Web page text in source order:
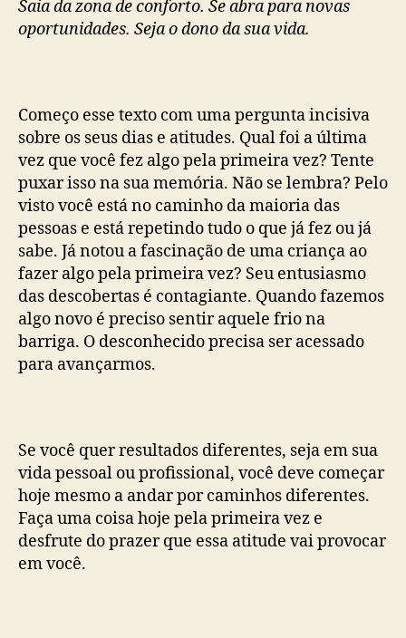
Saia da zona de conforto. Se abra para novas
oportunidades. Seja o dono da sua vida.
Começo esse texto com uma pergunta incisiva
sobre os seus dias e atitudes. Qual foi a última
vez que você fez algo pela primeira vez? Tente
puxar isso na sua memória. Não se lembra? Pelo
visto você está no caminho da maioria das
pessoas e está repetindo tudo o que já fez ou já
sabe. Já notou a fascinação de uma criança ao
fazer algo pela primeira vez? Seu entusiasmo
das descobertas é contagiante. Quando fazemos
algo novo é preciso sentir aquele frio na
barriga. O desconhecido precisa ser acessado
para avançarmos.
Se você quer resultados diferentes, seja em sua
vida pessoal ou profissional, você deve começar
hoje mesmo a andar por caminhos diferentes.
Faça uma coisa hoje pela primeira vez e
desfrute do prazer que essa atitude vai provocar
em você.